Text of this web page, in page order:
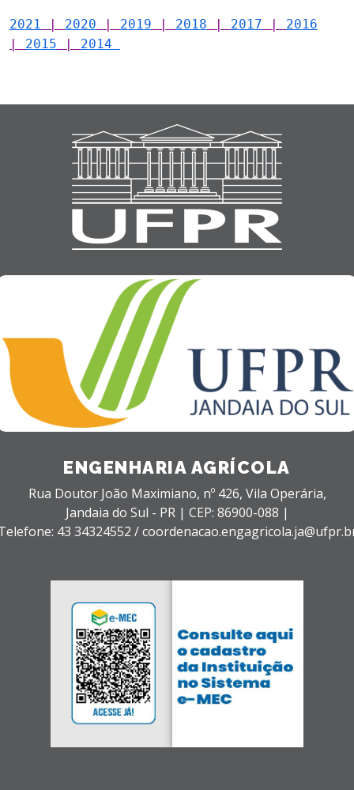
2021 | 2020 | 2019 | 2018 | 2017 | 2016
| 2015 | 2014
ENGENHARIA AGRÍCOLA
Rua Doutor João Maximiano, nº 426, Vila Operária,
Jandaia do Sul - PR | CEP: 86900-088 |
43 34324552 /